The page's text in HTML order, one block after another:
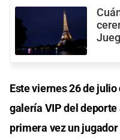
Este viernes 26 de
galería VIP del
primera vez un